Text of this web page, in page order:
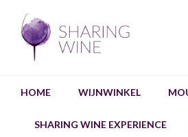
HOME WIJNWINKEL
SHARING WINE EXPERIENCE